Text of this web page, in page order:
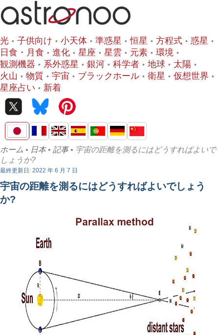
光 子供向け 小天体 準惑星 恒星 方程式
惑星
日食・月食
進化 星座 星雲 元素
環境
観測機器
系外惑星 銀河 科学者 地球
太陽
火山
物質 宇宙 ブラックホール 衛星
仮想世界
星座占い
新着
ホーム • 日本• 記事• 宇宙の距離を測るにはどうすればよいで
しょうか?
最終更新日: 2022 年 6 月 7 日
宇宙の距離を測るにはどうすればよいでしょう
か?